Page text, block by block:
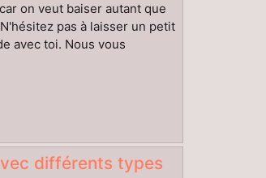
on veut baiser autant que
pas à laisser un petit
avec toi. Nous vous
différents types